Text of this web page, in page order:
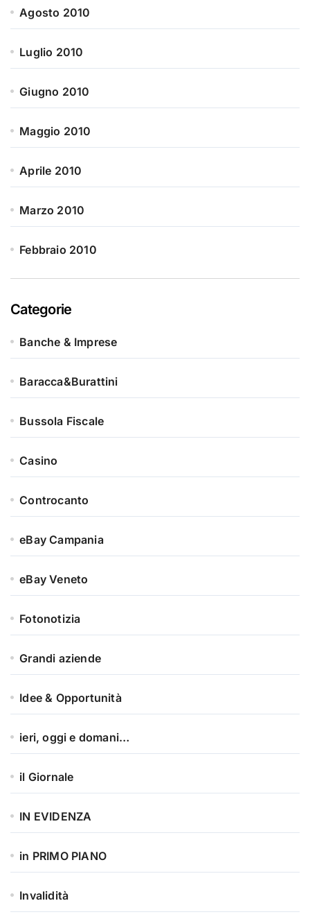
Agosto 2010
Luglio 2010
Giugno 2010
Maggio 2010
Aprile 2010
Marzo 2010
Febbraio 2010
Categorie
Banche & Imprese
Baracca&Burattini
Bussola Fiscale
Casino
Controcanto
eBay Campania
eBay Veneto
Fotonotizia
Grandi aziende
Idee & Opportunità
ieri, oggi e domani…
il Giornale
IN EVIDENZA
in PRIMO PIANO
Invalidità